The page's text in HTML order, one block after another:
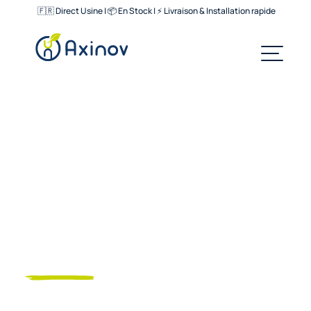
🇫🇷 Direct Usine | 📦 En Stock | ⚡ Livraison & Installation rapide